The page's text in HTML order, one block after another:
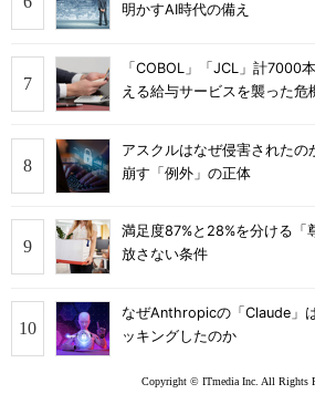
明かすAI時代の備え
「COBOL」「JCL」計
える給与サービスを襲った危
アスクルはなぜ侵害された
崩す「例外」の正体
満足度87%と28%を分ける
放さない条件
なぜAnthropicの「Claude」
ッキングしたのか
Copyright © ITmedia Inc. All Rights